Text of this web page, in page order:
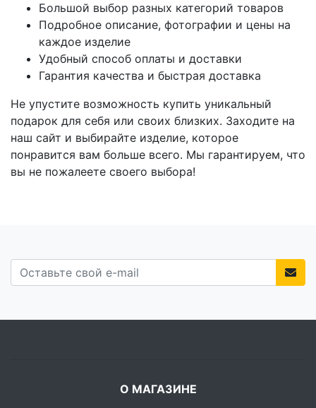
Большой выбор разных категорий товаров
Подробное описание, фотографии и цены на
каждое изделие
Удобный способ оплаты и доставки
Гарантия качества и быстрая доставка
Не упустите возможность купить уникальный
подарок для себя или своих близких. Заходите на
наш сайт и выбирайте изделие, которое
понравится вам больше всего. Мы гарантируем, что
вы не пожалеете своего выбора!
О МАГАЗИНЕ